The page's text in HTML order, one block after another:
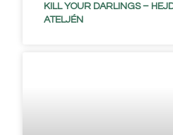
KILL YOUR DARLINGS –
ATELJÉN